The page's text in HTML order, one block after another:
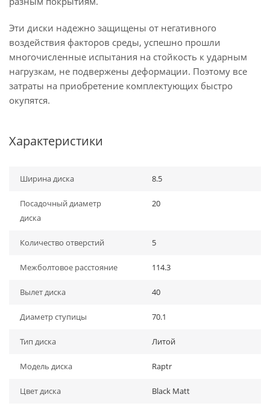
Эти диски надежно защищены от негативного
воздействия факторов среды, успешно прошли
многочисленные испытания на стойкость к ударным
нагрузкам, не подвержены деформации. Поэтому все
затраты на приобретение комплектующих быстро
окупятся.
Характеристики
Ширина диска 8.5
Посадочный диаметр
диска
20
Количество отверстий 5
Межболтовое расстояние 114.3
Вылет диска 40
Диаметр ступицы 70.1
Тип диска Литой
Модель диска Raptr
Цвет диска Black Matt